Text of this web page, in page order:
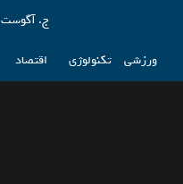
ج. آگوست 7th, 2026
ورزشی تکنولوژی اقتصاد